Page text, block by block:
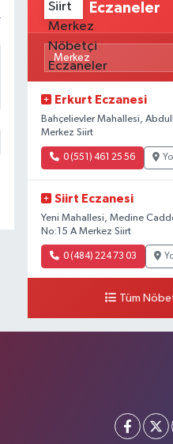
Eczaneler
Erkurt Eczanesi
Bahçelievler Mahallesi,
Merkez Siirt
0 (551) 461 25 56
Siirt Eczanesi
Yeni Mahallesi, Medine
No:15 A Merkez Siirt
0 (484) 224 73 03
Tüm